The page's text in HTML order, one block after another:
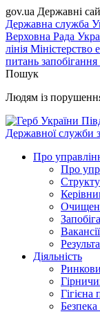
gov.ua Державні
Державна служба
Верховна Рада
лінія Міністерство
питань запобігання
Пошук
Людям із
Державної служби
Про
Про
Вакансії
Діяльність
Гігієна
Безпека